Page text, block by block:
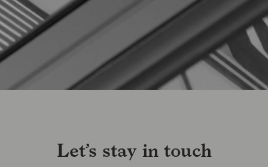
Let’s stay in touch